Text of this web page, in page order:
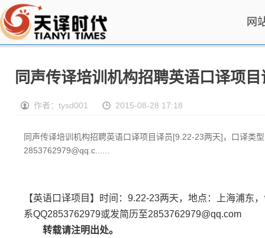
网
同声传译培训机构招聘英语口译项
作者：tysd001 2015-08-28 17:18
同声传译培训机构招聘英语口译项目译员[9.22-23两天]，口译类
2853762979@qq.c......
【英语口译项目】时间：9.22-23两天，地点：上海浦东
系QQ2853762979或发简历至2853762979@qq.com
转载请注明出处。